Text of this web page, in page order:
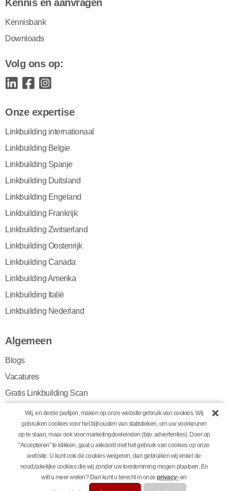
Wij, en derde partijen, maken op onze website gebruik van cookies. Wij
gebruiken cookies voor het bijhouden van statistieken, om uw voorkeuren
op te slaan, maar ook voor marketingdoeleinden (bijv. advertenties). Door op
"Accepteren" te klikken, gaat u akkoord met het gebruik van cookies op onze
website. U kunt ook de cookies weigeren, dan gebruiken wij enkel de
noodzakelijke cookies die wij zonder uw toestemming mogen plaatsen. En
wilt u meer weten? Dan kunt u terecht in onzeprivacy-en
Kennis en aanvragen
Kennisbank
Downloads
Volg ons op:
Onze expertise
Linkbuilding internationaal
Linkbuilding Belgie
Linkbuilding Spanje
Linkbuilding Duitsland
Linkbuilding Engeland
Linkbuilding Frankrijk
Linkbuilding Zwitserland
Linkbuilding Oostenrijk
Linkbuilding Canada
Linkbuilding Amerika
Linkbuilding Italië
Linkbuilding Nederland
Algemeen
Blogs
Vacatures
Gratis Linkbuilding Scan
Algemene voorwaarden
Privacy policy
Cookiebeleid
© Copyright 2026 | Digital Newsgroup